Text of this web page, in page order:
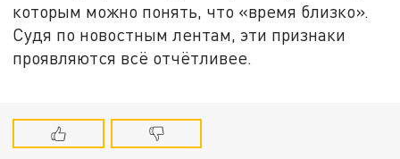
которым можно понять, что «время близко».
Судя по новостным лентам, эти признаки
проявляются всё отчётливее.